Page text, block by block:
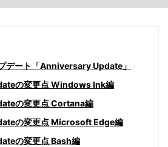
デート「Anniversary Update」
の変更点 Windows Ink編
の変更点 Cortana編
の変更点 Microsoft Edge編
の変更点 Bash編